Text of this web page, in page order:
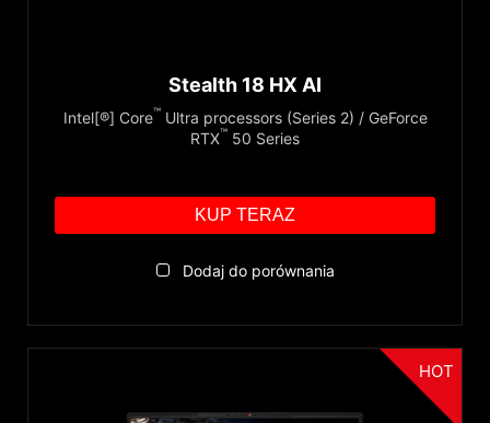
Stealth 18 HX AI
Intel[®] Core™Ultra processors (Series 2) / GeForce
RTX™ 50 Series
KUP TERAZ
Dodaj do porównania
HOT